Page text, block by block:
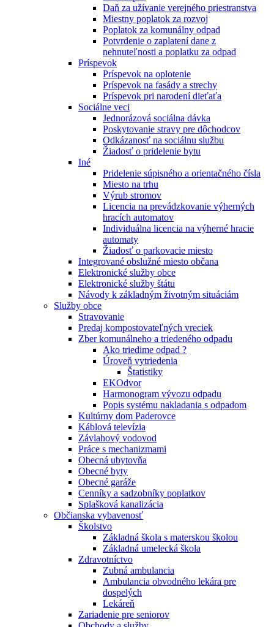
Daň za užívanie verejného priestranstva
Miestny poplatok za rozvoj
Poplatok za komunálny odpad
Potvrdenie o zaplatení dane z
nehnuteľnosti a poplatku za odpad
Príspevok
Príspevok na oplotenie
Príspevok na fasády a strechy
Príspevok pri narodení dieťaťa
Sociálne veci
Jednorázová sociálna dávka
Poskytovanie stravy pre dôchodcov
Odkázanosť na sociálnu službu
Žiadosť o pridelenie bytu
Iné
Pridelenie súpisného a orientačného čísla
Miesto na trhu
Výrub stromov
Licencia na prevádzkovanie výherných
hracích automatov
Individuálna licencia na výherné hracie
automaty
Žiadosť o parkovacie miesto
Integrované obslužné miesto občana
Elektronické služby obce
Elektronické služby štátu
Návody k základným životným situáciám
Služby obce
Stravovanie
Predaj kompostovateľných vreciek
Zber komunálneho a triedeného odpadu
Ako triedime odpad ?
Úroveň vytriedenia
Štatistiky
EKOdvor
Harmonogram vývozu odpadu
Popis systému nakladania s odpadom
Kultúrny dom Paderovce
Káblová televízia
Závlahový vodovod
Práce s mechanizmami
Obecná ubytovňa
Obecné byty
Obecné garáže
Cenníky a sadzobníky poplatkov
Splašková kanalizácia
Občianska vybavenosť
Školstvo
Základná škola s materskou školou
Základná umelecká škola
Zdravotníctvo
Zubná ambulancia
Ambulancia obvodného lekára pre
dospelých
Lekáreň
Zariadenie pre seniorov